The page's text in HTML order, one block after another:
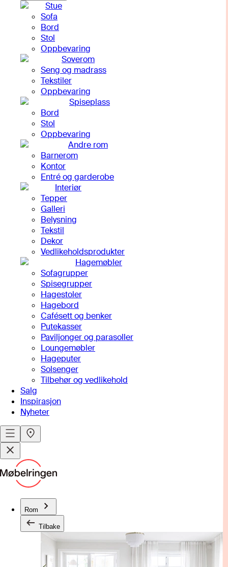
Stue
Sofa
Bord
Stol
Oppbevaring
Soverom
Seng og madrass
Tekstiler
Oppbevaring
Spiseplass
Bord
Stol
Oppbevaring
Andre rom
Barnerom
Kontor
Entré og garderobe
Interiør
Tepper
Galleri
Belysning
Tekstil
Dekor
Vedlikeholdsprodukter
Hagemøbler
Sofagrupper
Spisegrupper
Hagestoler
Hagebord
Cafésett og benker
Putekasser
Paviljonger og parasoller
Loungemøbler
Hageputer
Solsenger
Tilbehør og vedlikehold
Salg
Inspirasjon
Nyheter
Rom
Tilbake